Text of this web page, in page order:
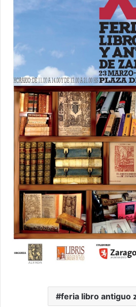
feria libro antiguo